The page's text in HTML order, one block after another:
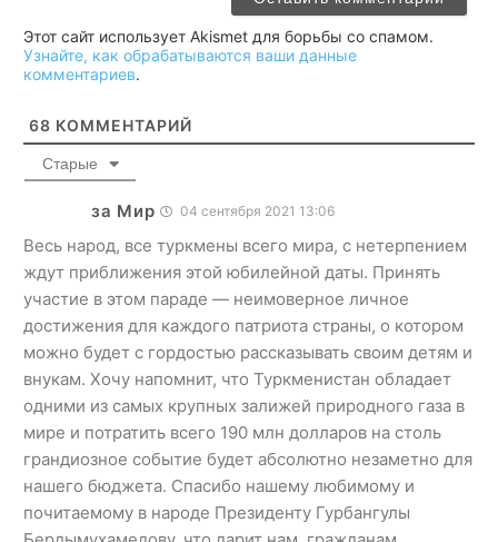
Этот сайт использует Akismet для борьбы со спамом.
Узнайте, как обрабатываются ваши данные
комментариев.
68 КОММЕНТАРИЙ
Старые
за Мир 04 сентября 2021 13:06
Весь народ, все туркмены всего мира, с нетерпением
ждут приближения этой юбилейной даты. Принять
участие в этом параде — неимоверное личное
достижения для каждого патриота страны, о котором
можно будет с гордостью рассказывать своим детям и
внукам. Хочу напомнит, что Туркменистан обладает
одними из самых крупных залижей природного газа в
мире и потратить всего 190 млн долларов на столь
грандиозное событие будет абсолютно незаметно для
нашего бюджета. Спасибо нашему любимому и
почитаемому в народе Президенту Гурбангулы